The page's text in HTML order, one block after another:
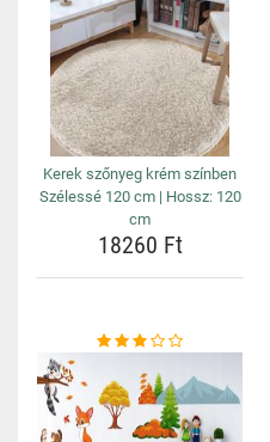
Kerek szőnyeg krém színben
Szélessé 120 cm | Hossz: 120
cm
18260 Ft